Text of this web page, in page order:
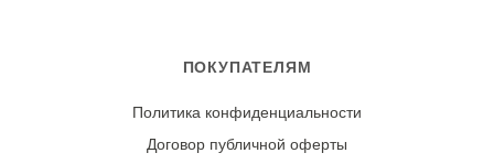
ПОКУПАТЕЛЯМ
Политика конфиденциальности
Договор публичной оферты